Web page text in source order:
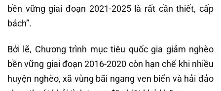
bền vững giai đoạn 2021-2025 là rất cần thiết, cấp
bách”.
Bởi lẽ, Chương trình mục tiêu quốc gia giảm nghèo
bền vững giai đoạn 2016-2020 còn hạn chế khi nhiều
huyện nghèo, xã vùng bãi ngang ven biển và hải đảo